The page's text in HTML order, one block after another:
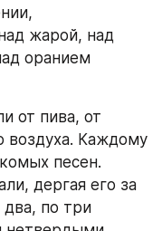
жарой, над
оранием
от пива, от
воздуха. Каждому
песен.
дергая его за
по три